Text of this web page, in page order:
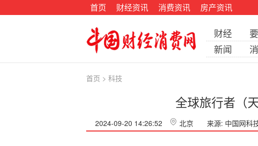
首页 财经资讯 消费资讯 房产资讯
财经
新闻
首页 > 科技
全球旅行者（
2024-09-20 14:26:52 北京 来源: 中国网科